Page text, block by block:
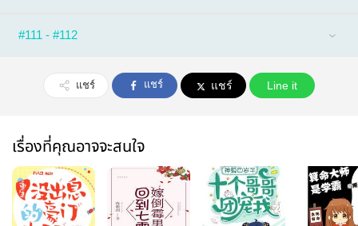
#111 - #112
แชร์ แชร์ แชร์ Line it
เรื่องที่คุณอาจจะสนใจ